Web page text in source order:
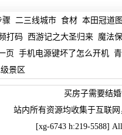
骤 二三线城市 食材 本田冠道
打码 西游记之大圣归来 魔法
页 手机电源键坏了怎么开机
景区
买房子需要结
站内所有资源均收集于互联
[xg-6743 h:219-5588]